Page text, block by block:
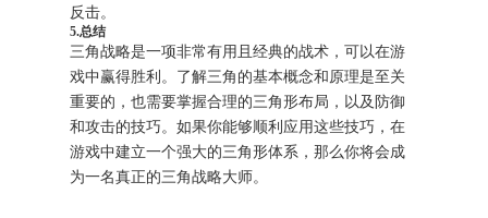
反击。
5.总结
三角战略是一项非常有用且经典的战术，可以在游
戏中赢得胜利。了解三角的基本概念和原理是至关
重要的，也需要掌握合理的三角形布局，以及防御
和攻击的技巧。如果你能够顺利应用这些技巧，在
游戏中建立一个强大的三角形体系，那么你将会成
为一名真正的三角战略大师。